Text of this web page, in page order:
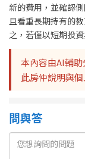
新的費用，並確認
且看重長期持有的
之，若僅以短期投
本內容由AI輔
此房仲說明與
問與答